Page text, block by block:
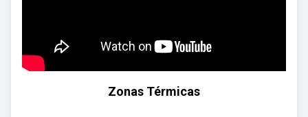
Zonas Térmicas